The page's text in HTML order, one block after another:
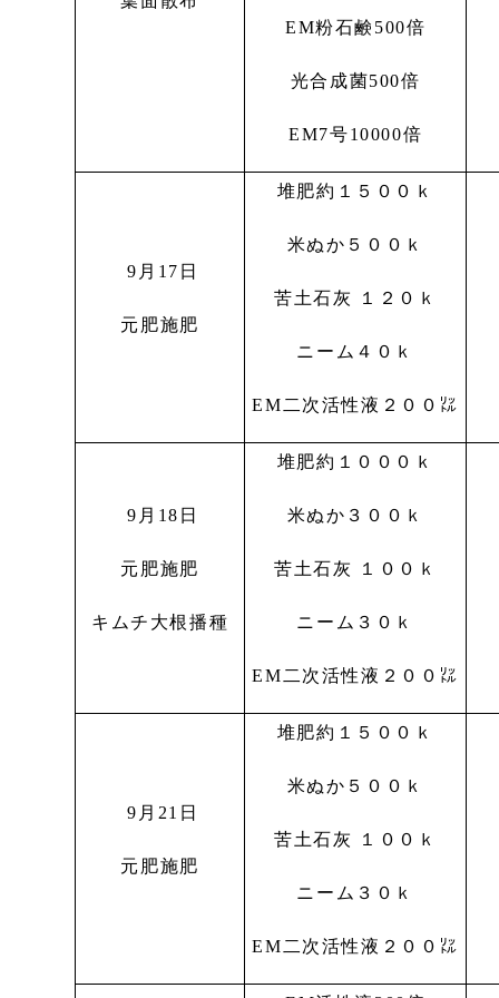
EM粉石鹸500倍
光合成菌500倍
EM7号10000倍
9月17日
元肥施肥
堆肥約１５００ｋ
米ぬか５００ｋ
苦土石灰 １２０ｋ
ニーム４０ｋ
EM二次活性液２００㍑
9月18日
元肥施肥
キムチ大根播種
堆肥約１０００ｋ
米ぬか３００ｋ
苦土石灰 １００ｋ
ニーム３０ｋ
EM二次活性液２００㍑
9月21日
元肥施肥
堆肥約１５００ｋ
米ぬか５００ｋ
苦土石灰 １００ｋ
ニーム３０ｋ
EM二次活性液２００㍑